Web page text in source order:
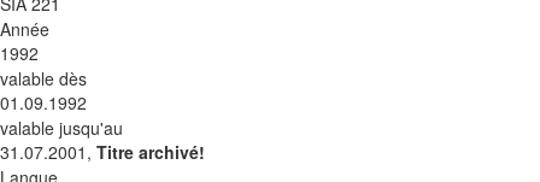
Année
1992
valable dès
01.09.1992
valable jusqu'au
31.07.2001, Titre archivé!
Langue